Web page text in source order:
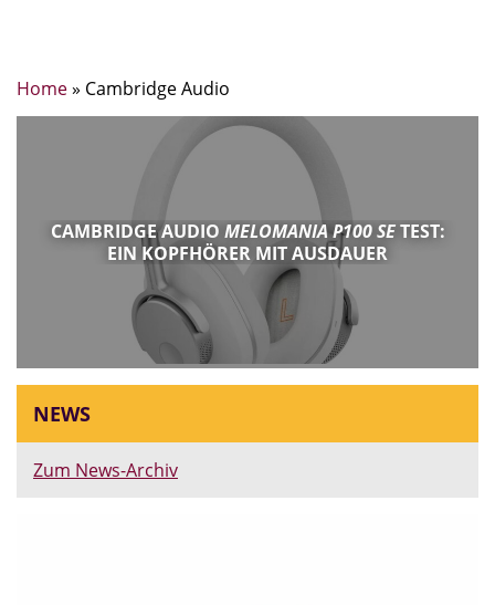
Home» Cambridge Audio
CAMBRIDGE AUDIO MELOMANIA P100 SETEST:
EIN KOPFHÖRER MIT AUSDAUER
NEWS
Zum News-Archiv